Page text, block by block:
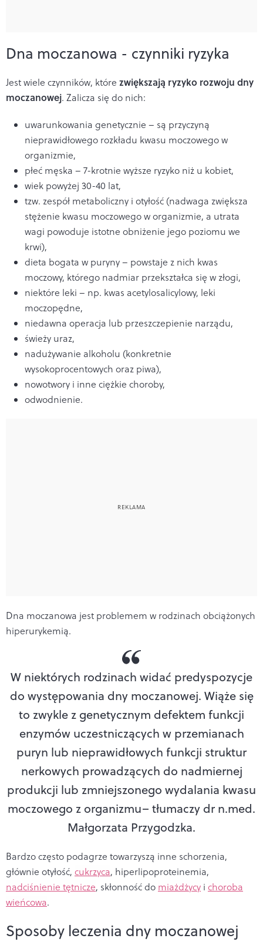
Dna moczanowa - czynniki ryzyka
Jest wiele czynników, które zwiększają ryzyko rozwoju dny
moczanowej. Zalicza się do nich:
uwarunkowania genetycznie – są przyczyną
nieprawidłowego rozkładu kwasu moczowego w
organizmie,
płeć męska – 7-krotnie wyższe ryzyko niż u kobiet,
wiek powyżej 30-40 lat,
tzw. zespół metaboliczny i otyłość (nadwaga zwiększa
stężenie kwasu moczowego w organizmie, a utrata
wagi powoduje istotne obniżenie jego poziomu we
krwi),
dieta bogata w puryny – powstaje z nich kwas
moczowy, którego nadmiar przekształca się w złogi,
niektóre leki – np. kwas acetylosalicylowy, leki
moczopędne,
niedawna operacja lub przeszczepienie narządu,
świeży uraz,
nadużywanie alkoholu (konkretnie
wysokoprocentowych oraz piwa),
nowotwory i inne ciężkie choroby,
odwodnienie.
Dna moczanowa jest problemem w rodzinach obciążonych
hiperurykemią.
W niektórych rodzinach widać predyspozycje
do występowania dny moczanowej. Wiąże się
to zwykle z genetycznym defektem funkcji
enzymów uczestniczących w przemianach
puryn lub nieprawidłowych funkcji struktur
nerkowych prowadzących do nadmiernej
produkcji lub zmniejszonego wydalania kwasu
moczowego z organizmu– tłumaczy dr n.med.
Małgorzata Przygodzka.
Bardzo często podagrze towarzyszą inne schorzenia,
głównie otyłość, cukrzyca, hiperlipoproteinemia,
nadciśnienie tętnicze, skłonność do miażdżycy i choroba
wieńcowa.
Sposoby leczenia dny moczanowej